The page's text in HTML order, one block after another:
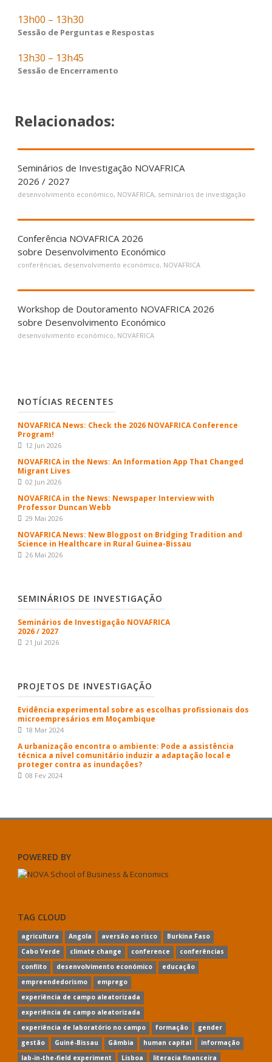
13h00 – 13h30
Sessão de Perguntas e Respostas
13h30 – 13h45
Sessão de Encerramento
Relacionados:
Seminários de Investigação NOVAFRICA
2026 / 2027
desenvolvimento económico, NOVAFRICA, seminários de investigação
Conferência NOVAFRICA 2026
sobre Desenvolvimento Económico
conferências, desenvolvimento económico, NOVAFRICA
Workshop de Doutoramento NOVAFRICA 2026
sobre Desenvolvimento Económico
desenvolvimento económico, NOVAFRICA
NOTÍCIAS RECENTES
NOVAFRICA News: Check the 2026 NOVAFRICA Conference
Program!
12 Jun 2026
NOVAFRICA in the News: An Information App That Changed
Migrant Lives
02 Jun 2026
NOVAFRICA in the News: Newspaper Interview with
Professor Duncan Webb
29 Mai 2026
NOVAFRICA News: New Blogpost on Bridging Tradition and
Science in Healthcare in Rural Guinea-Bissau
26 Mai 2026
SEMINÁRIOS DE INVESTIGAÇÃO
Seminários de Investigação NOVAFRICA
2026 / 2027
21 Jul 2026
PROJETOS DE INVESTIGAÇÃO
Evidência experimental sobre as escolhas profissionais dos
microempresários em Moçambique
18 Mar 2024
A urbanização encontra o ambiente: Pode a assistência
técnica a nível comunitário induzir a adaptação local e
proteger contra as inundações?
08 Fev 2024
POWERED BY
TAG CLOUD
agricultura Angola aversão ao risco
Burkina Faso
Cabo Verde
climate change conference
conferências
conflito
desenvolvimento económico
educação
empreendedorismo
emprego
experiência de campo aleatorizada
experiência de campo aleatorizada
experiência de laboratório no campo
formação
gender
gestão
Guiné-Bissau Gâmbia human capital
informação
lab-in-the-field experiment
Lisboa literacia financeira